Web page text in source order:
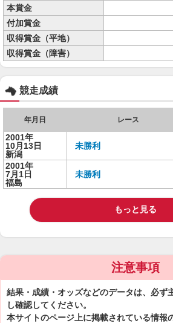
本賞金
付加賞金
収得賞金（平地）
収得賞金（障害）
競走成績
年月日 レース
2001年
10月13日
新潟
未勝利
2001年
7月1日
福島
未勝利
もっと見る
注意事項
結果・成績・オッズなどのデータは、必ず
し確認してください。
本サイトのページ上に掲載されている情報